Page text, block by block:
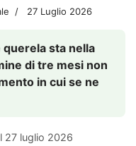
27 Luglio 2026
sta nella
di tre mesi non
in cui se ne
27 luglio 2026